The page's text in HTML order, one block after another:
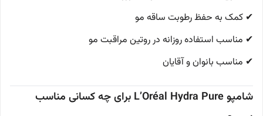
✔ کمک به حفظ رطوبت ساقه مو
✔ مناسب استفاده روزانه در روتین مراقبت مو
✔ مناسب بانوان و آقایان
شامپو L’Oréal Hydra Pure برای چه کسانی مناسب